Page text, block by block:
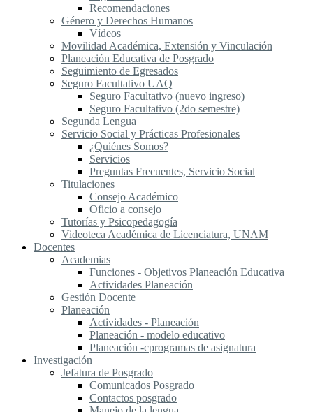
Recomendaciones
Género y Derechos Humanos
Vídeos
Movilidad Académica, Extensión y Vinculación
Planeación Educativa de Posgrado
Seguimiento de Egresados
Seguro Facultativo UAQ
Seguro Facultativo (nuevo ingreso)
Seguro Facultativo (2do semestre)
Segunda Lengua
S​ervicio Social y Prácticas Profesionales
¿Quiénes Somos?
Servicios
Preguntas Frecuentes, Servicio Social
Titulaciones
Consejo Académico
Oficio a consejo
Tutorías y Psicopedagogía
Videoteca Académica de Licenciatura, UNAM
Docentes
Academias
Funciones - Objetivos Planeación Educativa
Actividades Planeación
Gestión Docente
Planeación
Actividades - Planeación
Planeación - modelo educativo
Planeación -cprogramas de asignatura
Investigación
Jefatura de Posgrado
Comunicados Posgrado
Contactos posgrado